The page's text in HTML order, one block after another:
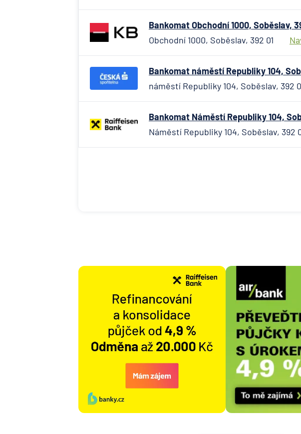
Bankomat Obchodní 1000, Soběslav,
Obchodní 1000, Soběslav, 392 01
Bankomat náměstí Republiky 104,
náměstí Republiky 104, Soběslav, 392
Bankomat Náměstí Republiky 104,
Náměstí Republiky 104, Soběslav, 392